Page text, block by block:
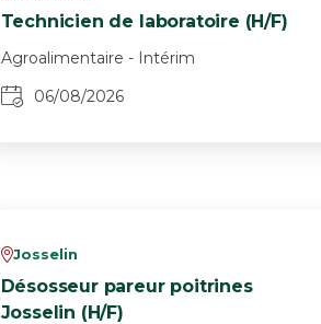
Technicien de laboratoire (H/F)
Agroalimentaire - Intérim
06/08/2026
vJosselin
Désosseur pareur poitrines
Josselin (H/F)